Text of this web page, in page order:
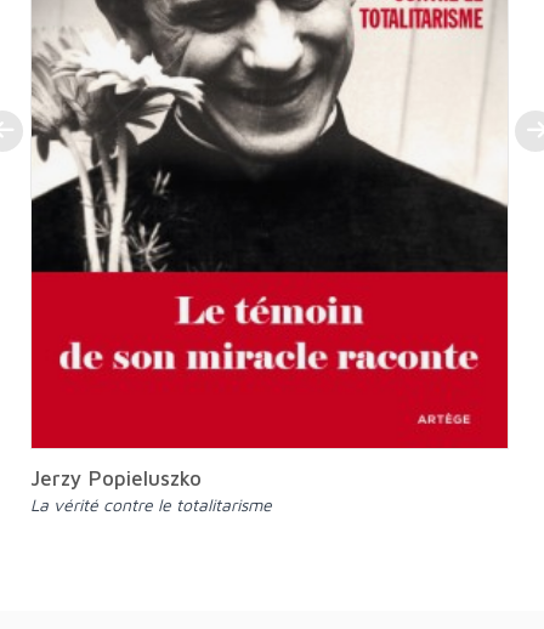
Jerzy Popieluszko
La vérité contre le totalitarisme